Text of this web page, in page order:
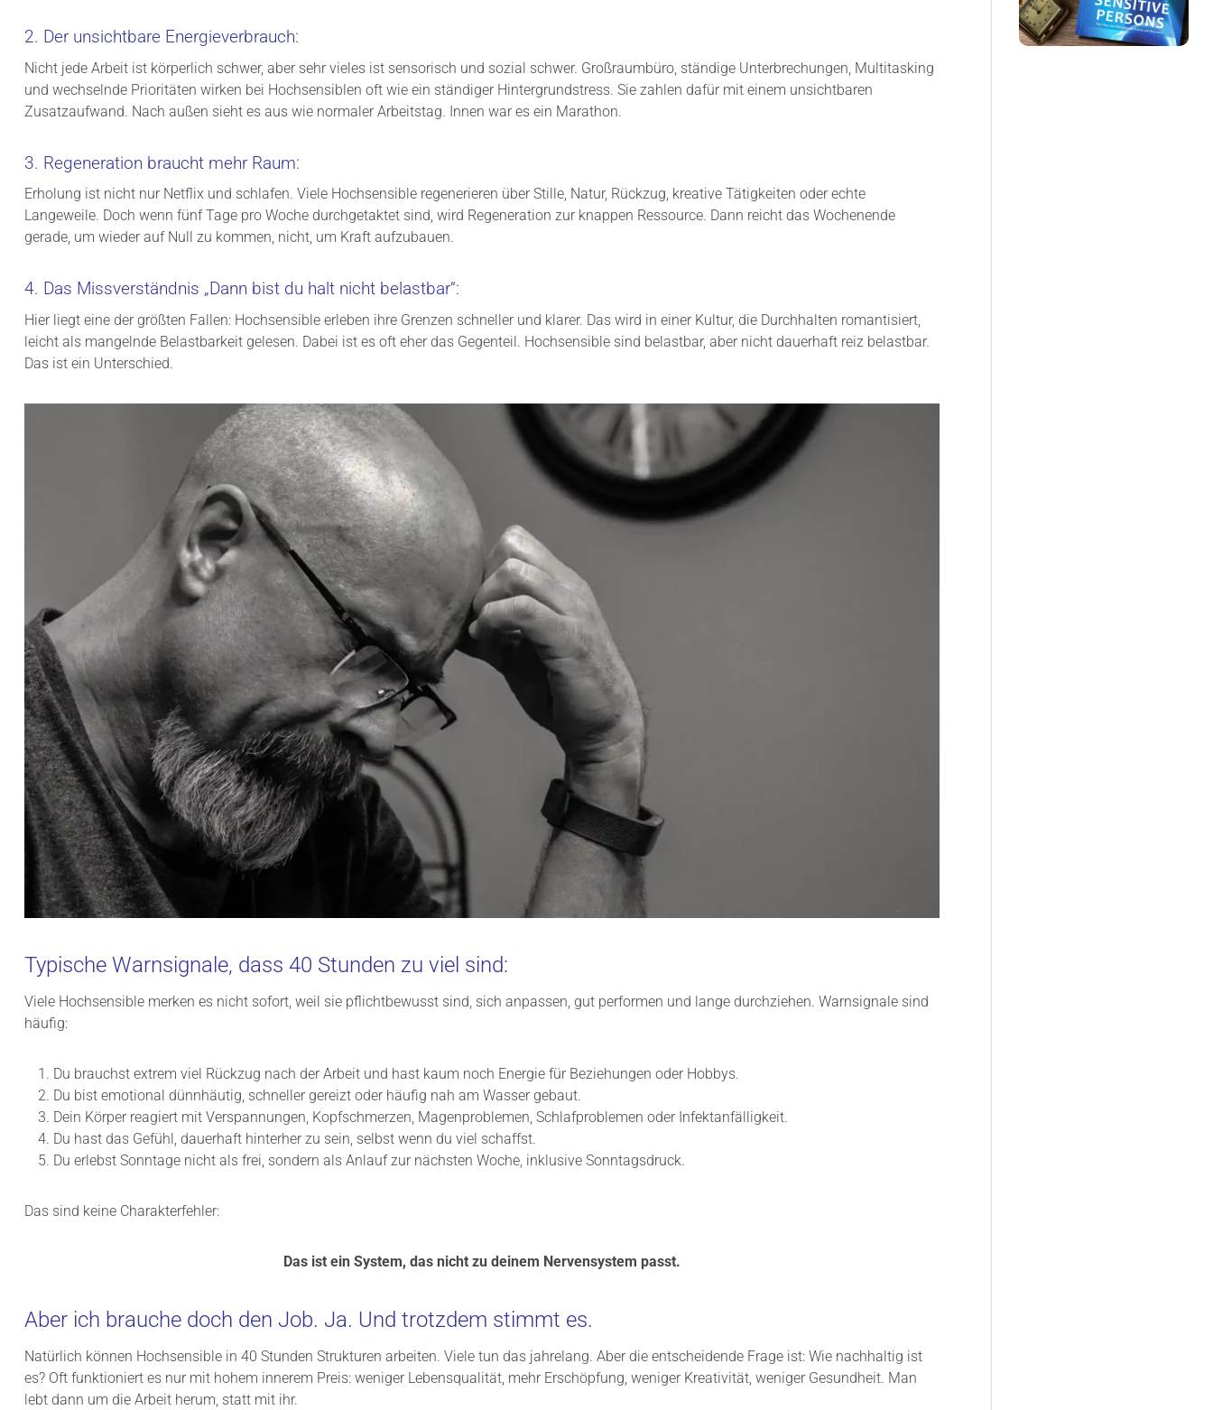
2. Der unsichtbare Energieverbrauch:
Nicht jede Arbeit ist körperlich schwer, aber sehr vieles ist sensorisch und sozial schwer. Großraumbüro, ständige Unterbrechungen, Multitasking
und wechselnde Prioritäten wirken bei Hochsensiblen oft wie ein ständiger Hintergrundstress. Sie zahlen dafür mit einem unsichtbaren
Zusatzaufwand. Nach außen sieht es aus wie normaler Arbeitstag. Innen war es ein Marathon.
3. Regeneration braucht mehr Raum:
Erholung ist nicht nur Netflix und schlafen. Viele Hochsensible regenerieren über Stille, Natur, Rückzug, kreative Tätigkeiten oder echte
Langeweile. Doch wenn fünf Tage pro Woche durchgetaktet sind, wird Regeneration zur knappen Ressource. Dann reicht das Wochenende
gerade, um wieder auf Null zu kommen, nicht, um Kraft aufzubauen.
4. Das Missverständnis „Dann bist du halt nicht belastbar“:
Hier liegt eine der größten Fallen: Hochsensible erleben ihre Grenzen schneller und klarer. Das wird in einer Kultur, die Durchhalten romantisiert,
leicht als mangelnde Belastbarkeit gelesen. Dabei ist es oft eher das Gegenteil. Hochsensible sind belastbar, aber nicht dauerhaft reiz belastbar.
Das ist ein Unterschied.
Typische Warnsignale, dass 40 Stunden zu viel sind:
Viele Hochsensible merken es nicht sofort, weil sie pflichtbewusst sind, sich anpassen, gut performen und lange durchziehen. Warnsignale sind
häufig:
Du brauchst extrem viel Rückzug nach der Arbeit und hast kaum noch Energie für Beziehungen oder Hobbys.
Du bist emotional dünnhäutig, schneller gereizt oder häufig nah am Wasser gebaut.
Dein Körper reagiert mit Verspannungen, Kopfschmerzen, Magenproblemen, Schlafproblemen oder Infektanfälligkeit.
Du hast das Gefühl, dauerhaft hinterher zu sein, selbst wenn du viel schaffst.
Du erlebst Sonntage nicht als frei, sondern als Anlauf zur nächsten Woche, inklusive Sonntagsdruck.
Das sind keine Charakterfehler:
Das ist ein System, das nicht zu deinem Nervensystem passt.
Aber ich brauche doch den Job. Ja. Und trotzdem stimmt es.
Natürlich können Hochsensible in 40 Stunden Strukturen arbeiten. Viele tun das jahrelang. Aber die entscheidende Frage ist: Wie nachhaltig ist
es? Oft funktioniert es nur mit hohem innerem Preis: weniger Lebensqualität, mehr Erschöpfung, weniger Kreativität, weniger Gesundheit. Man
lebt dann um die Arbeit herum, statt mit ihr.